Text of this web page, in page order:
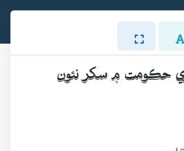
حڪومت ۾ سکر نئون